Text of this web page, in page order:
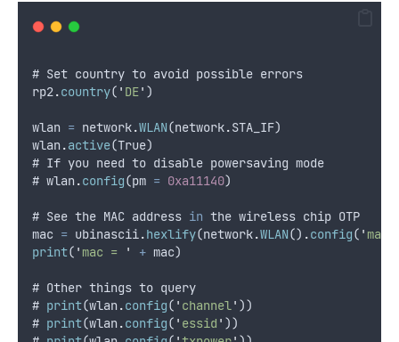
# Set country to avoid possible errors
rp2.country( ' DE' )
wlan = network.WLAN(network.STA_IF)
wlan.active(True)
# If you need to disable powersaving mode
# wlan.config(pm = 0xa11140)
# See the MAC address in the wireless chip OTP
mac = ubinascii.hexlify(network.WLAN() .config( ' mac
print( ' mac = ' + mac)
# Other things to query
# print(wlan.config( ' channel' ))
# print(wlan.config( ' essid ' ))